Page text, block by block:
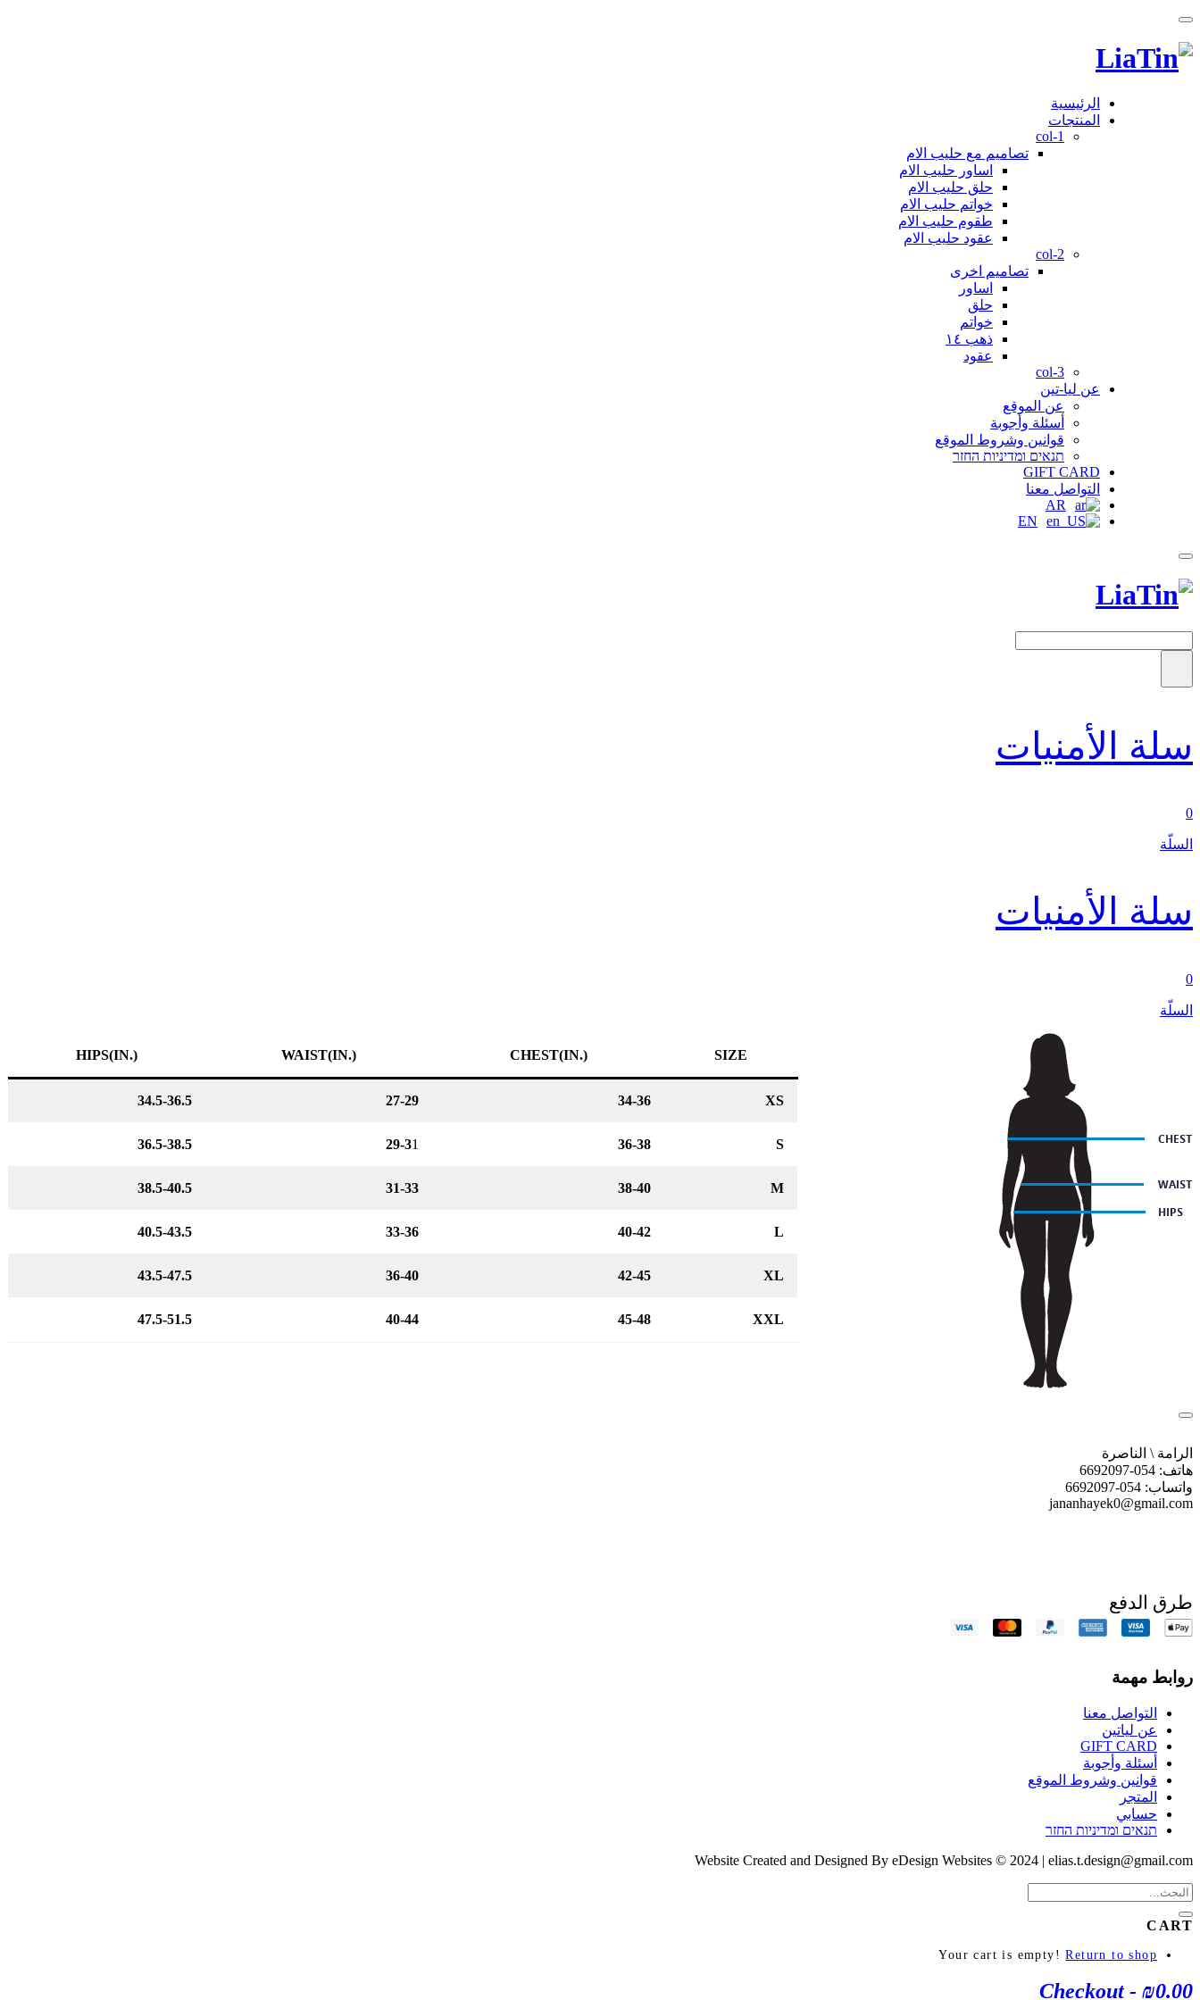
الرئيسية
المنتجات
col-1
تصاميم مع حليب الام
اساور حليب الام
حلق حليب الام
خواتم حليب الام
طقوم حليب الام
عقود حليب الام
col-2
تصاميم اخرى
اساور
حلق
خواتم
ذهب ١٤
عقود
col-3
عن ليا-تين
عن الموقع
أسئلة وأجوبة
قوانين وشروط الموقع
תנאים ומדיניות החזר
GIFT CARD
التواصل معنا
AR
EN
سلة الأمنيات
0
السلّة
سلة الأمنيات
0
السلّة
SIZE
CHEST(IN.)
WAIST(IN.)
HIPS(IN.)
XS
34-36
27-29
34.5-36.5
S
36-38
29-31
36.5-38.5
M
38-40
31-33
38.5-40.5
L
40-42
33-36
40.5-43.5
XL
42-45
36-40
43.5-47.5
XXL
45-48
40-44
47.5-51.5
الرامة \ الناصرة
هاتف: 054-6692097
واتساب: 054-6692097
jananhayek0@gmail.com
طرق الدفع
روابط مهمة
التواصل معنا
عن لياتين
GIFT CARD
أسئلة وأجوبة
قوانين وشروط الموقع
المتجر
حسابي
תנאים ומדיניות החזר
Website Created and Designed By eDesign Websites © 2024 | elias.t.design@gmail.com
CART
Your cart is empty!Return to shop
Checkout - ₪0.00